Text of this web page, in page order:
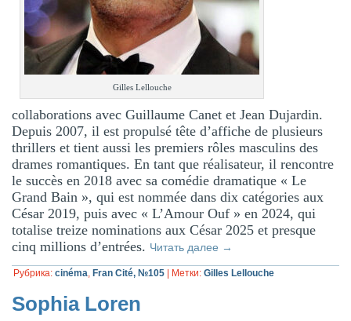
Gilles Lellouche
collaborations avec Guillaume Canet et Jean Dujardin.
Depuis 2007, il est propulsé tête d’affiche de plusieurs
thrillers et tient aussi les premiers rôles masculins des
drames romantiques. En tant que réalisateur, il rencontre
le succès en 2018 avec sa comédie dramatique « Le
Grand Bain », qui est nommée dans dix catégories aux
César 2019, puis avec « L’Amour Ouf » en 2024, qui
totalise treize nominations aux César 2025 et presque
cinq millions d’entrées. Читать далее →
Рубрика: cinéma, Fran Cité, №105 Метки: Gilles Lellouche
Sophia Loren